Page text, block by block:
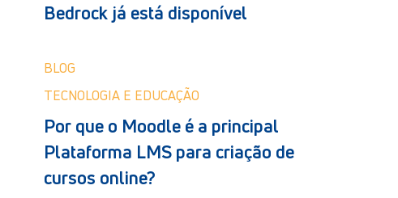
Bedrock já está disponível
BLOG
TECNOLOGIA E EDUCAÇÃO
Por que o Moodle é a principal
Plataforma LMS para criação de
cursos online?